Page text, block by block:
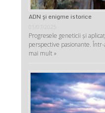
ADN şi enigme istorice
01/07/2025
Progresele geneticii şi
perspective pasionante.
mai mult »